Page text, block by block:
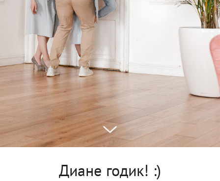
Диане годик! :)